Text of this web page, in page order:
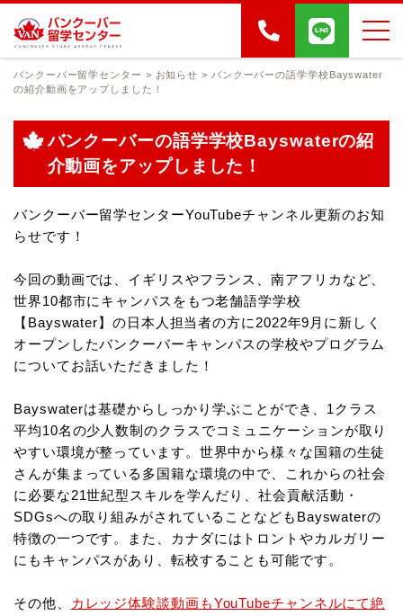
バンクーバー留学センター > お知らせ > バンクーバーの語学学校Bayswater
の紹介動画をアップしました！
バンクーバーの語学学校Bayswaterの紹
介動画をアップしました！
バンクーバー留学センターYouTubeチャンネル更新のお知
らせです！
今回の動画では、イギリスやフランス、南アフリカなど、
世界10都市にキャンパスをもつ老舗語学学校
【Bayswater】の日本人担当者の方に 2022年9月に新しく
オープンしたバンクーバーキャンパスの学校やプログラム
についてお話いただきました！
Bayswaterは基礎からしっかり学ぶことができ、1クラス
平均10名の少人数制のクラスでコミュニケーションが取り
やすい環境が整っています。世界中から様々な国籍の生徒
さんが集まっている多国籍な環境の中で、
これからの社会
に必要な21世紀型スキルを学んだり、社会貢献活動・
SDGsへの取り組みがされていることなどもBayswaterの
特徴の一つです。
また、カナダにはトロントやカルガリー
にもキャンパスがあり、転校することも可能です。
その他、
カレッジ体験談動画もYouTubeチャンネルにて絶